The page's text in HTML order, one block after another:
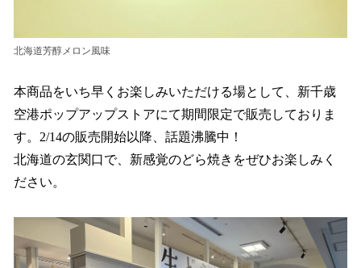
北海道芳醇メロン風味
本商品をいち早くお楽しみいただける場として、新千歳
空港ポップアップストアにて期間限定で販売しておりま
す。2/14の販売開始以降、話題沸騰中！
北海道の玄関口で、新感覚のどら焼きをぜひお楽しみく
ださい。